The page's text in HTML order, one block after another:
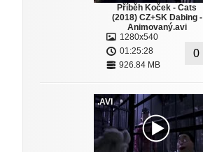
Příběh Koček - Cats
(2018) CZ+SK Dabing -
Animovaný.avi
1280x540
01:25:28
926.84 MB
0
.AVI